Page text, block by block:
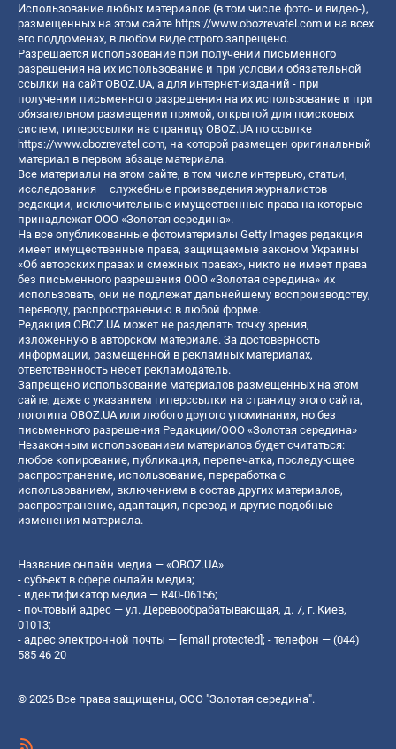
Использование любых материалов (в том числе фото- и видео-),
размещенных на этом сайте https://www.obozrevatel.com и на всех
его поддоменах, в любом виде строго запрещено.
Разрешается использование при получении письменного
разрешения на их использование и при условии обязательной
ссылки на сайт OBOZ.UA, а для интернет-изданий - при
получении письменного разрешения на их использование и при
обязательном размещении прямой, открытой для поисковых
систем, гиперссылки на страницу OBOZ.UA по ссылке
https://www.obozrevatel.com, на которой размещен оригинальный
материал в первом абзаце материала.
Все материалы на этом сайте, в том числе интервью, статьи,
исследования – служебные произведения журналистов
редакции, исключительные имущественные права на которые
принадлежат ООО «Золотая середина».
На все опубликованные фотоматериалы Getty Images редакция
имеет имущественные права, защищаемые законом Украины
«Об авторских правах и смежных правах», никто не имеет права
без письменного разрешения ООО «Золотая середина» их
использовать, они не подлежат дальнейшему воспроизводству,
переводу, распространению в любой форме.
Редакция OBOZ.UA может не разделять точку зрения,
изложенную в авторском материале. За достоверность
информации, размещенной в рекламных материалах,
ответственность несет рекламодатель.
Запрещено использование материалов размещенных на этом
сайте, даже с указанием гиперссылки на страницу этого сайта,
логотипа OBOZ.UA или любого другого упоминания, но без
письменного разрешения Редакции/ООО «Золотая середина»
Незаконным использованием материалов будет считаться:
любое копирование, публикация, перепечатка, последующее
распространение, использование, переработка с
использованием, включением в состав других материалов,
распространение, адаптация, перевод и другие подобные
изменения материала.
Название онлайн медиа — «OBOZ.UA»
- субъект в сфере онлайн медиа;
- идентификатор медиа — R40-06156;
- почтовый адрес — ул. Деревообрабатывающая, д. 7, г. Киев,
01013;
- адрес электронной почты — [email protected]; - телефон — (044)
585 46 20
© 2026 Все права защищены, ООО "Золотая середина".